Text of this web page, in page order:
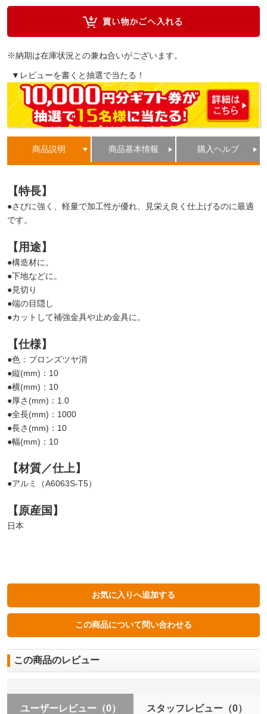
※納期は在庫状況との兼ね合いがございます。
▼レビューを書くと抽選で当たる！
商品説明 商品基本情報 購入ヘルプ
【特長】
●さびに強く、軽量で加工性が優れ、見栄え良く仕上げるのに最適
です。
【用途】
●構造材に。
●下地などに。
●見切り
●端の目隠し
●カットして補強金具や止め金具に。
【仕様】
●色：ブロンズツヤ消
●縦(mm)：10
●横(mm)：10
●厚さ(mm)：1.0
●全長(mm)：1000
●長さ(mm)：10
●幅(mm)：10
【材質／仕上】
●アルミ（A6063S-T5）
【原産国】
日本
この商品のレビュー
ユーザーレビュー （0） スタッフレビュー（0）